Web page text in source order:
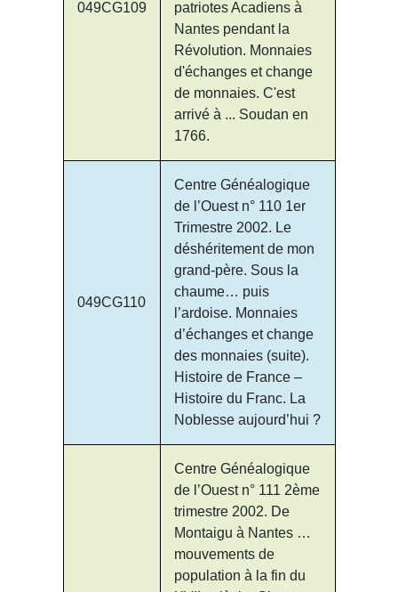
049CG109
patriotes Acadiens à
Nantes pendant la
Révolution. Monnaies
d'échanges et change
de monnaies. C'est
arrivé à ... Soudan en
1766.
049CG110
Centre Généalogique
de l’Ouest n° 110 1er
Trimestre 2002. Le
déshéritement de mon
grand-père. Sous la
chaume… puis
l’ardoise. Monnaies
d’échanges et change
des monnaies (suite).
Histoire de France –
Histoire du Franc. La
Noblesse aujourd’hui ?
Centre Généalogique
de l’Ouest n° 111 2ème
trimestre 2002. De
Montaigu à Nantes …
mouvements de
population à la fin du